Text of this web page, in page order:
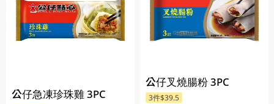
公仔急凍珍珠雞 3PC
公仔叉燒腸粉 3PC
3件$39.5